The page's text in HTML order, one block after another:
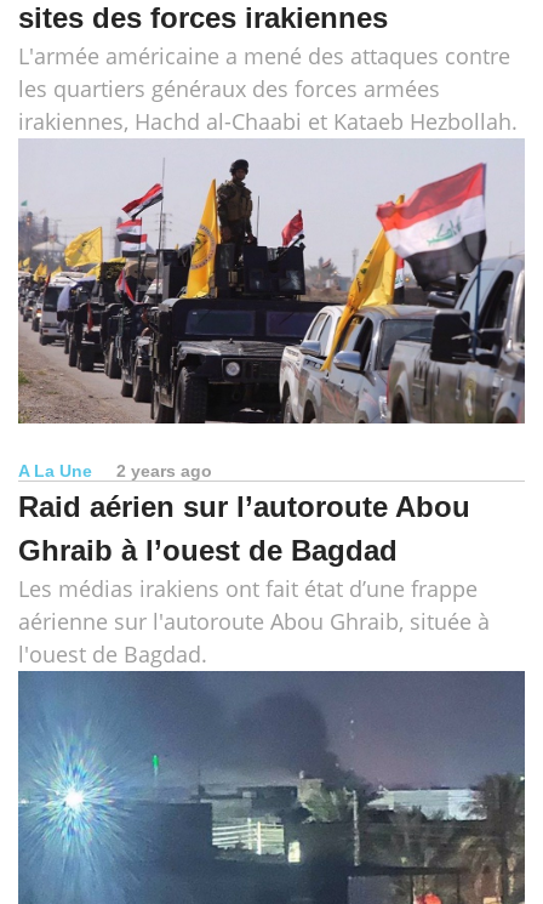
sites des forces irakiennes
L'armée américaine a mené des attaques contre
les quartiers généraux des forces armées
irakiennes, Hachd al-Chaabi et Kataeb Hezbollah.
A La Une 2 years ago
Raid aérien sur l’autoroute Abou
Ghraib à l’ouest de Bagdad
Les médias irakiens ont fait état d’une frappe
aérienne sur l'autoroute Abou Ghraib, située à
l'ouest de Bagdad.